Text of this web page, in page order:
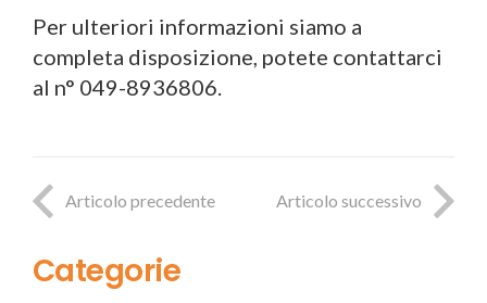
Per ulteriori informazioni siamo a
completa disposizione, potete contattarci
al n° 049-8936806.
Articolo precedente Articolo successivo
Categorie